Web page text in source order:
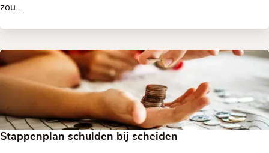
zou...
Stappenplan schulden bij scheiden